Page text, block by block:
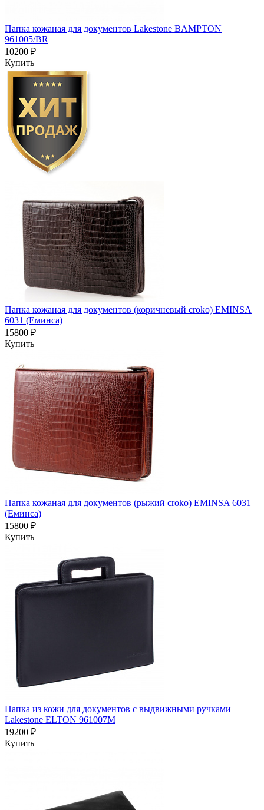
Папка кожаная для документов Lakestone BAMPTON
961005/BR
10200 ₽
Купить
Папка кожаная для документов (коричневый croko) EMINSA
6031 (Еминса)
15800 ₽
Купить
Папка кожаная для документов (рыжий croko) EMINSA 6031
(Еминса)
15800 ₽
Купить
Папка из кожи для документов с выдвижными ручками
Lakestone ELTON 961007M
19200 ₽
Купить